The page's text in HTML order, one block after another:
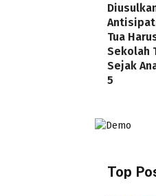
Tua
Sekolah
Sejak
5
Top